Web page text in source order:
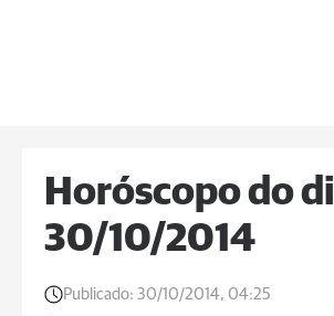
Horóscopo do
30/10/2014
Publicado: 30/10/2014, 04:25